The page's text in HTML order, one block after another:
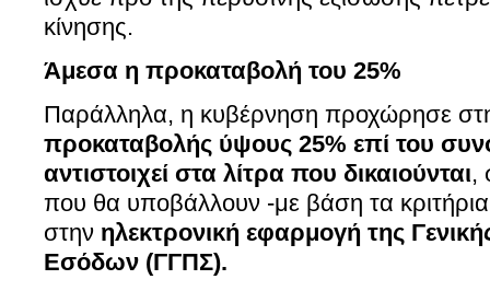
κίνησης.
Άμεσα η προκαταβολή του 25%
Παράλληλα, η κυβέρνηση προχώρησε
προκαταβολής ύψους 25% επί του
αντιστοιχεί στα λίτρα που δικαιούνται,
που θα υποβάλλουν -με βάση τα κριτήρια
στην ηλεκτρονική εφαρμογή της
Εσόδων (ΓΓΠΣ).